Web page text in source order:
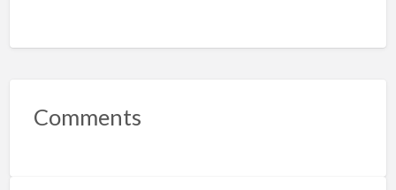
Comments